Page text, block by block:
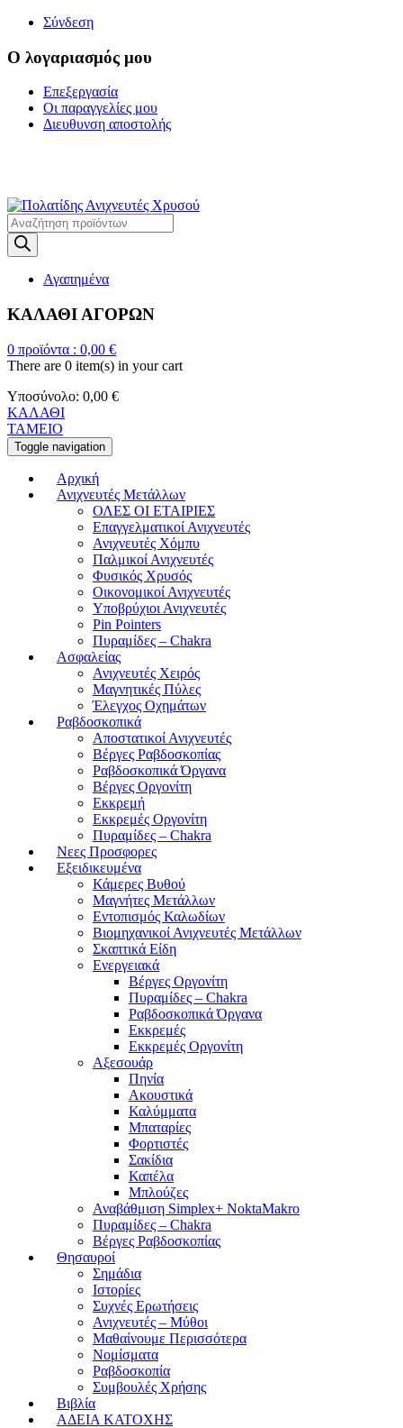
Σύνδεση
Ο λογαριασμός μου
Επεξεργασία
Οι παραγγελίες μου
Διευθυνση αποστολής
Products
search
Αγαπημένα
ΚΑΛΑΘΙ ΑΓΟΡΩΝ
0 προϊόντα : 0,00 €
There are 0 item(s) in your cart
Υποσύνολο: 0,00 €
ΚΑΛΑΘΙ
ΤΑΜΕΙΟ
Toggle navigation
Αρχική
Ανιχνευτές Μετάλλων
ΟΛΕΣ ΟΙ ΕΤΑΙΡΙΕΣ
Επαγγελματικοί Ανιχνευτές
Ανιχνευτές Χόμπυ
Παλμικοί Ανιχνευτές
Φυσικός Χρυσός
Οικονομικοί Ανιχνευτές
Υποβρύχιοι Ανιχνευτές
Pin Pointers
Πυραμίδες – Chakra
Ασφαλείας
Ανιχνευτές Χειρός
Μαγνητικές Πύλες
Έλεγχος Οχημάτων
Ραβδοσκοπικά
Αποστατικοί Ανιχνευτές
Βέργες Ραβδοσκοπίας
Ραβδοσκοπικά Όργανα
Βέργες Οργονίτη
Εκκρεμή
Εκκρεμές Οργονίτη
Πυραμίδες – Chakra
Νεες Προσφορες
Εξειδικευμένα
Κάμερες Βυθού
Μαγνήτες Μετάλλων
Εντοπισμός Καλωδίων
Βιομηχανικοί Ανιχνευτές Μετάλλων
Σκαπτικά Είδη
Ενεργειακά
Βέργες Οργονίτη
Πυραμίδες – Chakra
Ραβδοσκοπικά Όργανα
Εκκρεμές
Εκκρεμές Οργονίτη
Αξεσουάρ
Πηνία
Ακουστικά
Καλύμματα
Μπαταρίες
Φορτιστές
Σακίδια
Καπέλα
Μπλούζες
Αναβάθμιση Simplex+ NoktaMakro
Πυραμίδες – Chakra
Βέργες Ραβδοσκοπίας
Θησαυροί
Σημάδια
Ιστορίες
Συχνές Ερωτήσεις
Ανιχνευτές – Μύθοι
Μαθαίνουμε Περισσότερα
Νομίσματα
Ραβδοσκοπία
Συμβουλές Χρήσης
Βιβλία
ΑΔΕΙΑ ΚΑΤΟΧΗΣ